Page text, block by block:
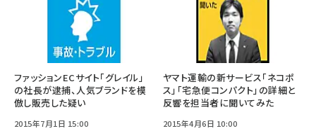
ファッションECサイト「グレイル」
の社長が逮捕、人気ブランドを模
倣し販売した疑い
2015年7月1日 15:00
ヤマト運輸の新サービス「ネコポ
ス」「宅急便コンパクト」の詳細と
反響を担当者に聞いてみた
2015年4月6日 10:00